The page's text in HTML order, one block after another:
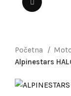
Početna
Alpinestars